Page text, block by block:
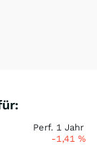
Perf. 1 Jahr
-1,41%